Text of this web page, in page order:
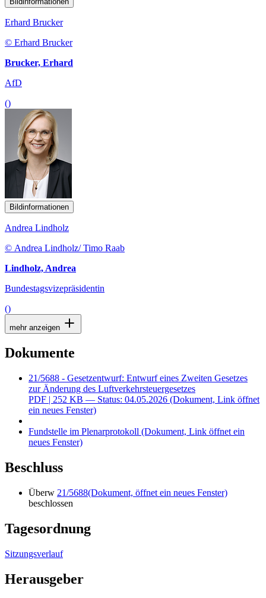
Erhard Brucker
© Erhard Brucker
Brucker, Erhard
AfD
()
Bildinformationen
Andrea Lindholz
© Andrea Lindholz/ Timo Raab
Lindholz, Andrea
Bundestagsvizepräsidentin
()
mehr anzeigen
Dokumente
21/5688 - Gesetzentwurf: Entwurf eines Zweiten Gesetzes
zur Änderung des Luftverkehrsteuergesetzes
PDF | 252 KB — Status: 04.05.2026 (Dokument, Link öffnet
ein neues Fenster)
Fundstelle im Plenarprotokoll (Dokument, Link öffnet ein
neues Fenster)
Beschluss
Überw 21/5688(Dokument, öffnet ein neues Fenster)
beschlossen
Tagesordnung
Sitzungsverlauf
Herausgeber